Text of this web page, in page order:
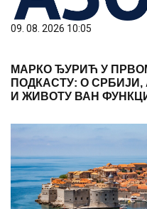
09. 08. 2026 10:05
МАРКО ЂУРИЋ У
ПОДКАСТУ: О
И ЖИВОТУ ВАН